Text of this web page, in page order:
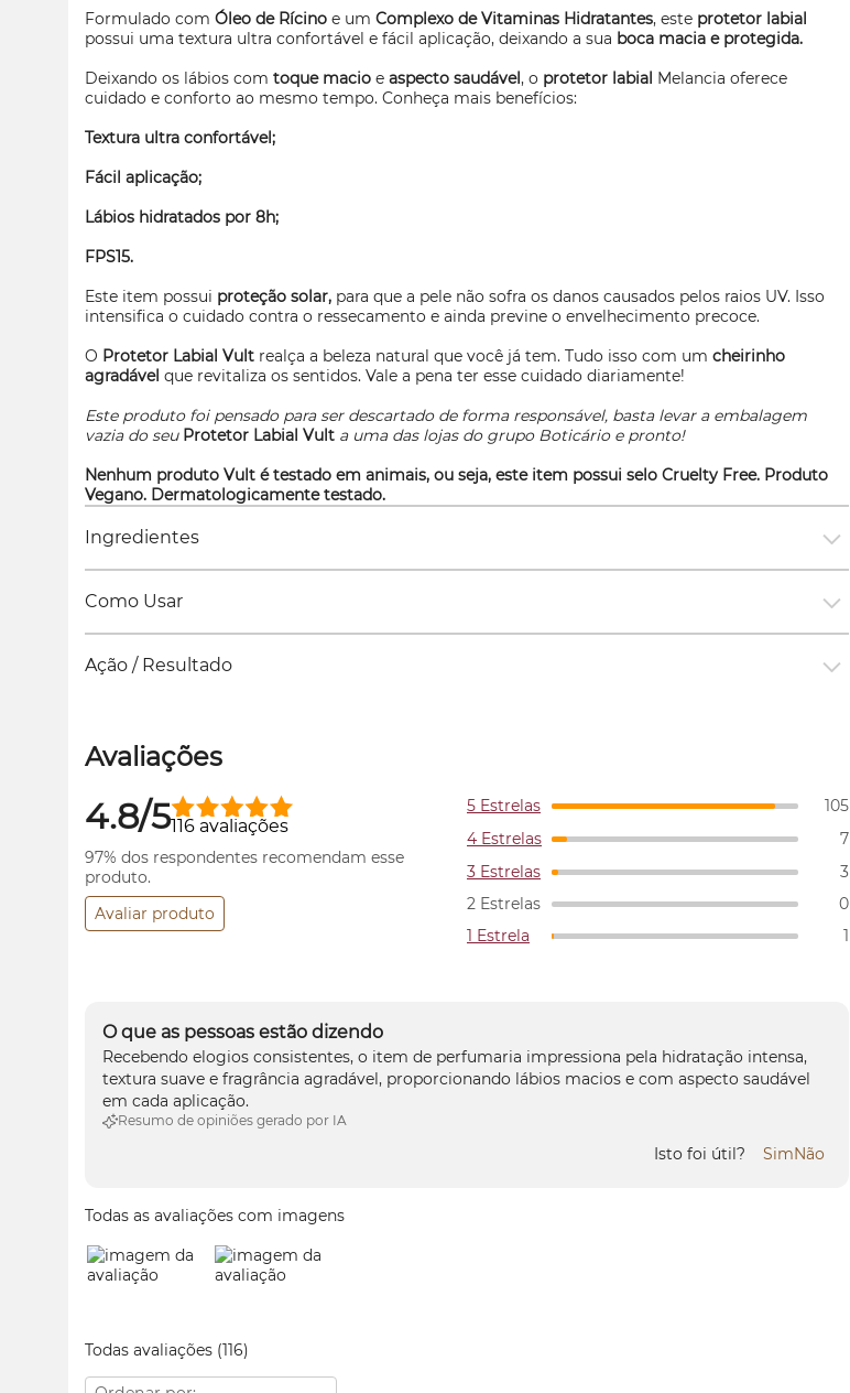
Formulado com Óleo de Rícino e um Complexo de Vitaminas Hidratantes, este protetor labial
possui uma textura ultra confortável e fácil aplicação, deixando a sua boca macia e protegida.
Deixando os lábios com toque macio e aspecto saudável, o protetor labial Melancia oferece
cuidado e conforto ao mesmo tempo. Conheça mais benefícios:
Textura ultra confortável;
Fácil aplicação;
Lábios hidratados por 8h;
FPS15.
Este item possui proteção solar, para que a pele não sofra os danos causados pelos raios UV. Isso
intensifica o cuidado contra o ressecamento e ainda previne o envelhecimento precoce.
O Protetor Labial Vult realça a beleza natural que você já tem. Tudo isso com um cheirinho
agradável que revitaliza os sentidos. Vale a pena ter esse cuidado diariamente!
Este produto foi pensado para ser descartado de forma responsável, basta levar a embalagem
vazia do seu Protetor Labial Vult a uma das lojas do grupo Boticário e pronto!
Nenhum produto Vult é testado em animais, ou seja, este item possui selo Cruelty Free. Produto
Vegano. Dermatologicamente testado.
Ingredientes
Como Usar
Ação / Resultado
Avaliações
4.8/5116 avaliações
97% dos respondentes recomendam esse
produto.
Avaliar produto
5 Estrelas
105
4 Estrelas
7
3 Estrelas
3
2 Estrelas
0
1 Estrela
1
O que as pessoas estão dizendo
Recebendo elogios consistentes, o item de perfumaria impressiona pela hidratação intensa,
textura suave e fragrância agradável, proporcionando lábios macios e com aspecto saudável
em cada aplicação.
Resumo de opiniões gerado por IA
Isto foi útil? SimNão
Todas as avaliações com imagens
Todas avaliações (116)